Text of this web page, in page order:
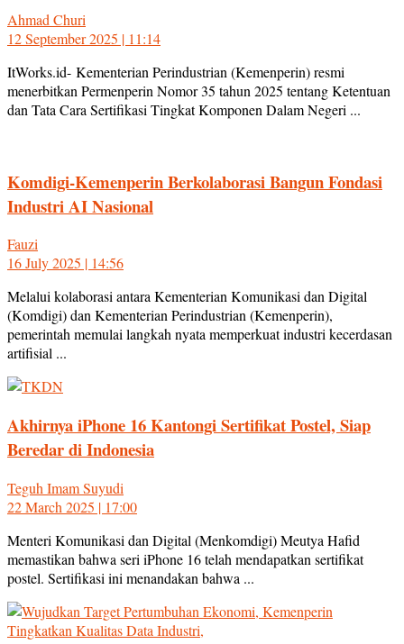
Ahmad Churi
12 September 2025 | 11:14
ItWorks.id- Kementerian Perindustrian (Kemenperin) resmi
menerbitkan Permenperin Nomor 35 tahun 2025 tentang Ketentuan
dan Tata Cara Sertifikasi Tingkat Komponen Dalam Negeri ...
Komdigi-Kemenperin Berkolaborasi Bangun Fondasi
Industri AI Nasional
Fauzi
16 July 2025 | 14:56
Melalui kolaborasi antara Kementerian Komunikasi dan Digital
(Komdigi) dan Kementerian Perindustrian (Kemenperin),
pemerintah memulai langkah nyata memperkuat industri kecerdasan
artifisial ...
Akhirnya iPhone 16 Kantongi Sertifikat Postel, Siap
Beredar di Indonesia
Teguh Imam Suyudi
22 March 2025 | 17:00
Menteri Komunikasi dan Digital (Menkomdigi) Meutya Hafid
memastikan bahwa seri iPhone 16 telah mendapatkan sertifikat
postel. Sertifikasi ini menandakan bahwa ...